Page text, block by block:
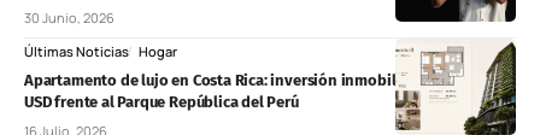
30 Junio, 2026
Últimas Noticias Hogar
Apartamento de lujo en Costa Rica: inversión inmobiliaria de 319.000
USD frente al Parque República del Perú
16 Julio, 2026